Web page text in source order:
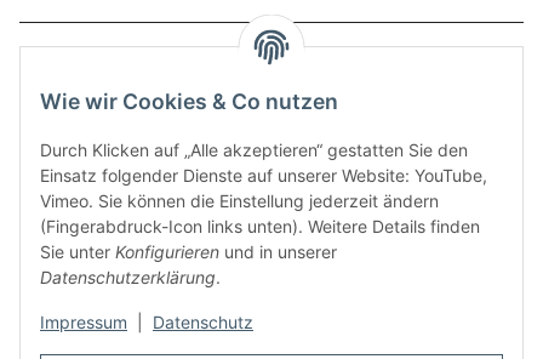
Wie wir Cookies & Co nutzen
Durch Klicken auf „Alle akzeptieren“ gestatten Sie den
Einsatz folgender Dienste auf unserer Website: YouTube,
Vimeo. Sie können die Einstellung jederzeit ändern
(Fingerabdruck-Icon links unten). Weitere Details finden
Sie unter Konfigurieren und in unserer
Datenschutzerklärung.
Impressum Datenschutz
Auspuff Hotline unter: